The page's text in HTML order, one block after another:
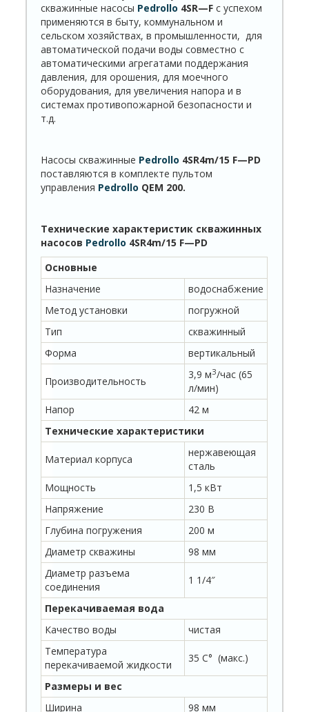
скважинные насосы Pedrollo 4SR—F с успехом
применяются в быту, коммунальном и
сельском хозяйствах, в промышленности, для
автоматической подачи воды совместно с
автоматическими агрегатами поддержания
давления, для орошения, для моечного
оборудования, для увеличения напора и в
системах противопожарной безопасности и
т.д.
Насосы скважинные Pedrollo 4SR4m/15 F—PD
поставляются в комплекте пультом
управления Pedrollo QEM 200.
Технические характеристик скважинных
насосов Pedrollo 4SR4m/15 F—PD
Основные
Назначение
водоснабжение
Метод установки
погружной
Тип
скважинный
Форма
вертикальный
Производительность
3,9 мЗ/час (65
л/мин)
Напор
42 м
Технические характеристики
Материал корпуса
нержавеющая
сталь
Мощность
1,5 кВт
Напряжение
230 В
Глубина погружения
200 м
Диаметр скважины
98 мм
Диаметр разъема
соединения
1 1/4″
Перекачиваемая вода
Качество воды
чистая
Температура
перекачиваемой жидкости
35 C° (макс.)
Размеры и вес
Ширина
98 мм